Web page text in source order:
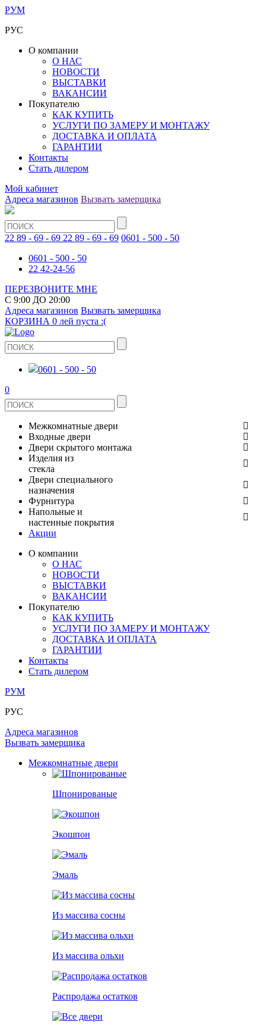
РУМ
РУС
О компании
О НАС
НОВОСТИ
ВЫСТАВКИ
ВАКАНСИИ
Покупателю
КАК КУПИТЬ
УСЛУГИ ПО ЗАМЕРУ И МОНТАЖУ
ДОСТАВКА И ОПЛАТА
ГАРАНТИИ
Контакты
Стать дилером
Мой кабинет
Адреса магазинов Вызвать замерщика
22 89 - 69 - 69 22 89 - 69 - 69 0601 - 500 - 50
0601 - 500 - 50
22 42-24-56
ПЕРЕЗВОНИТЕ МНЕ
С 9:00 ДО 20:00
Адреса магазинов Вызвать замерщика
КОРЗИНА 0 лей пуста :(
0601 - 500 - 50
0
Межкомнатные двери
ШПОНИРОВАНЫЕ
ЭКОШПОН
ЭМАЛЬ
ИЗ МАССИВА СОСНЫ
ИЗ МАССИВА ОЛЬХИ
РАСПРОДАЖА ОСТАТКОВ
ВСЕ ДВЕРИ
Входные двери
МЕТАЛЛИЧЕСКИЕ ДВЕРИ
В КВАРТИРУ
ДЛЯ ДОМА
Двери скрытого монтажа
СТЕКЛЯННЫЕ
ЗЕРКАЛЬНЫЕ
КЕРАМОГРАНИТ
ПОД ОБОИ И ПОКРАСКУ
Изделия из
стекла
ДВЕРИ
ДУШЕВЫЕ КАБИНЫ И ПЕРЕГОРОДКИ
РАЗДВИЖНЫЕ ПЕРЕГОРОДКИ
Двери специального
назначения
ПРОТИВОПОЖАРНЫЕ
Фурнитура
ДВЕРНЫЕ РУЧКИ
КОМПЛЕКТУЮЩИЕ
ОГРАНИЧИТЕЛИ
ПЕТЛИ
РАЗДВИЖНАЯ СИСТЕМА
Напольные и
настенные покрытия
СТЕНОВЫЕ ПАНЕЛИ
Акции
О компании
О НАС
НОВОСТИ
ВЫСТАВКИ
ВАКАНСИИ
Покупателю
КАК КУПИТЬ
УСЛУГИ ПО ЗАМЕРУ И МОНТАЖУ
ДОСТАВКА И ОПЛАТА
ГАРАНТИИ
Контакты
Стать дилером
РУМ
РУС
Адреса магазинов
Вызвать замерщика
Межкомнатные двери
Шпонированые
Экошпон
Эмаль
Из массива сосны
Из массива ольхи
Распродажа остатков